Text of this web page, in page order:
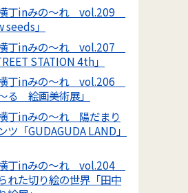
丁inみの～れ vol.209
seeds」
丁inみの～れ vol.207
STATION 4th」
丁inみの～れ vol.206
る 絵画美術展」
丁inみの～れ 陽だまり
ツ「GUDAGUDA LAND」
丁inみの～れ vol.204
れた切り絵の世界「田中